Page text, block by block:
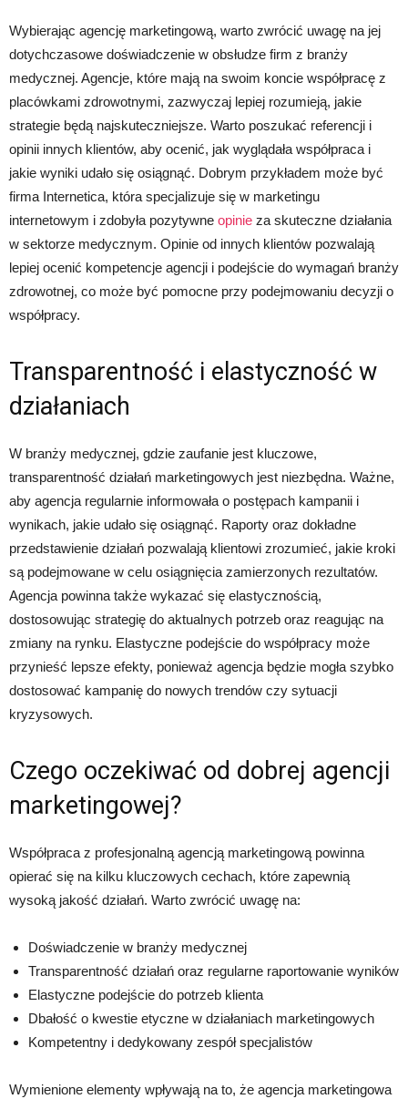
Wybierając agencję marketingową, warto zwrócić uwagę na jej
dotychczasowe doświadczenie w obsłudze firm z branży
medycznej. Agencje, które mają na swoim koncie współpracę z
placówkami zdrowotnymi, zazwyczaj lepiej rozumieją, jakie
strategie będą najskuteczniejsze. Warto poszukać referencji i
opinii innych klientów, aby ocenić, jak wyglądała współpraca i
jakie wyniki udało się osiągnąć. Dobrym przykładem może być
firma Internetica, która specjalizuje się w marketingu
internetowym i zdobyła pozytywne opinie za skuteczne działania
w sektorze medycznym. Opinie od innych klientów pozwalają
lepiej ocenić kompetencje agencji i podejście do wymagań branży
zdrowotnej, co może być pomocne przy podejmowaniu decyzji o
współpracy.
Transparentność i elastyczność w
działaniach
W branży medycznej, gdzie zaufanie jest kluczowe,
transparentność działań marketingowych jest niezbędna. Ważne,
aby agencja regularnie informowała o postępach kampanii i
wynikach, jakie udało się osiągnąć. Raporty oraz dokładne
przedstawienie działań pozwalają klientowi zrozumieć, jakie kroki
są podejmowane w celu osiągnięcia zamierzonych rezultatów.
Agencja powinna także wykazać się elastycznością,
dostosowując strategię do aktualnych potrzeb oraz reagując na
zmiany na rynku. Elastyczne podejście do współpracy może
przynieść lepsze efekty, ponieważ agencja będzie mogła szybko
dostosować kampanię do nowych trendów czy sytuacji
kryzysowych.
Czego oczekiwać od dobrej agencji
marketingowej?
Współpraca z profesjonalną agencją marketingową powinna
opierać się na kilku kluczowych cechach, które zapewnią
wysoką jakość działań. Warto zwrócić uwagę na:
Doświadczenie w branży medycznej
Transparentność działań oraz regularne raportowanie wyników
Elastyczne podejście do potrzeb klienta
Dbałość o kwestie etyczne w działaniach marketingowych
Kompetentny i dedykowany zespół specjalistów
Wymienione elementy wpływają na to, że agencja marketingowa